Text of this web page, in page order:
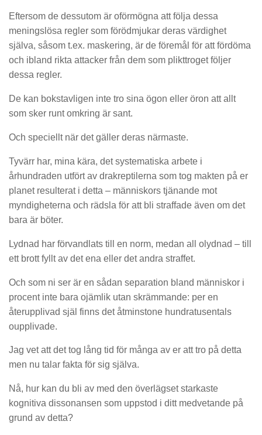
Eftersom de dessutom är oförmögna att följa dessa
meningslösa regler som förödmjukar deras värdighet
själva, såsom t.ex. maskering, är de föremål för att fördöma
och ibland rikta attacker från dem som plikttroget följer
dessa regler.
De kan bokstavligen inte tro sina ögon eller öron att allt
som sker runt omkring är sant.
Och speciellt när det gäller deras närmaste.
Tyvärr har, mina kära, det systematiska arbete i
århundraden utfört av drakreptilerna som tog makten på er
planet resulterat i detta – människors tjänande mot
myndigheterna och rädsla för att bli straffade även om det
bara är böter.
Lydnad har förvandlats till en norm, medan all olydnad – till
ett brott fyllt av det ena eller det andra straffet.
Och som ni ser är en sådan separation bland människor i
procent inte bara ojämlik utan skrämmande: per en
återupplivad själ finns det åtminstone hundratusentals
oupplivade.
Jag vet att det tog lång tid för många av er att tro på detta
men nu talar fakta för sig själva.
Nå, hur kan du bli av med den överlägset starkaste
kognitiva dissonansen som uppstod i ditt medvetande på
grund av detta?